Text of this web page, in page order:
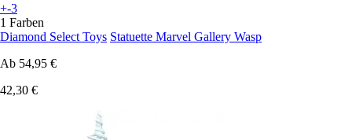
+-3
1 Farben
Diamond Select Toys Statuette Marvel Gallery Wasp
Ab 54,95 €
42,30 €